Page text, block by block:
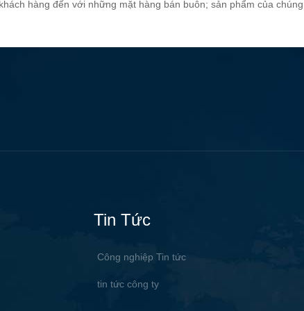
DC 12V sang AC 110V/
hàng đến với những mặt hàng bán buôn; sản phẩm của
Tin Tức
Công nghiệp Tin tức
tin tức công ty